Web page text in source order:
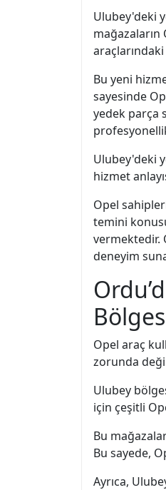
Ulubey'deki
mağazaların
Bu yeni
sayesinde
yedek parça
Ulubey'deki
hizmet
Opel
temini
vermektedir.
deneyim
Opel araç
zorunda
Ulubey
için çeşitli
Bu
Bu sayede,
Ayrıca,